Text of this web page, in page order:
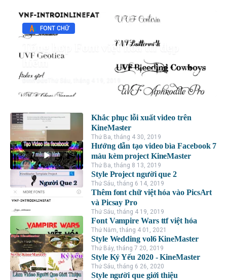
FONT CHỮ
Tổng hợp Font việt hóa ttf đẹp
hiếm
Đình Đức
Khắc phục lỗi xuất video trên
KineMaster
Thứ Ba, tháng 4 30, 2019
Hướng dẫn tạo video bìa Facebook 7
màu kèm project KineMaster
Thứ Ba, tháng 8 13, 2019
Style Project người que 2
Thứ Sáu, tháng 6 14, 2019
Thêm font chữ việt hóa vào PicsArt
và Picsay Pro
Thứ Sáu, tháng 4 19, 2019
Font Vampire Wars ttf việt hóa
Thứ Năm, tháng 4 01, 2021
Style Wedding vol6 KineMaster
Thứ Bảy, tháng 7 20, 2019
Style Kỷ Yếu 2020 - KineMaster
Thứ Sáu, tháng 6 26, 2020
Style người que giới thiệu